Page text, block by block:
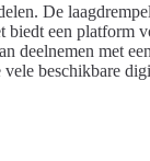
De
biedt een platform
met
beschikbare